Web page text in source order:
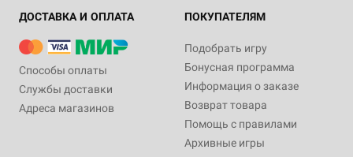
ДОСТАВКА И ОПЛАТА
Способы оплаты
Службы доставки
Адреса магазинов
ПОКУПАТЕЛЯМ
Подобрать игру
Бонусная программа
Информация о заказе
Возврат товара
Помощь с правилами
Архивные игры